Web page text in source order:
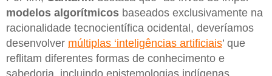
modelos algorítmicos baseados exclusivamente na
racionalidade tecnocientífica ocidental, deveríamos
desenvolver múltiplas ‘inteligências artificiais’ que
reflitam diferentes formas de conhecimento e
sabedoria, incluindo epistemologias indígenas,